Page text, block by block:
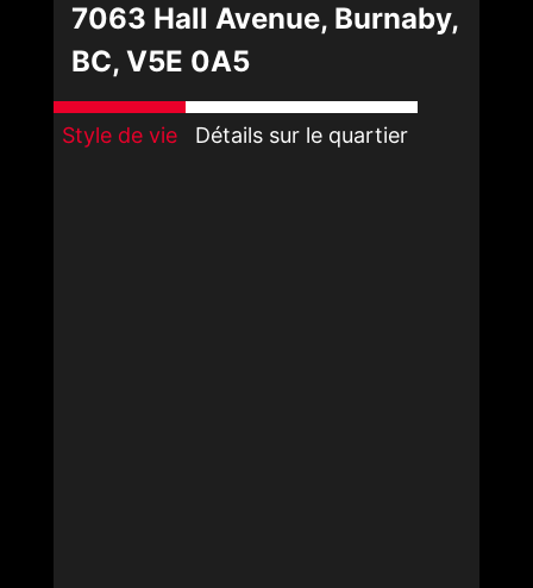
7063 Hall Avenue, Burnaby,
BC, V5E 0A5
Style de vie Détails sur le quartier